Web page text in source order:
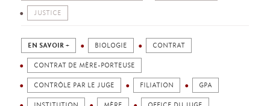
JUSTICE
EN SAVOIR + BIOLOGIE CONTRAT
CONTRAT DE MÈRE-PORTEUSE
CONTRÔLE PAR LE JUGE FILIATION GPA